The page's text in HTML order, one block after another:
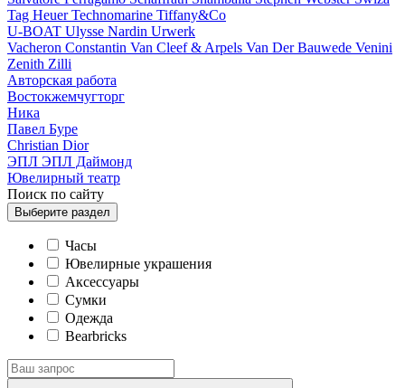
Tag HeuerTechnomarine Tiffany&Co
U-BOAT Ulysse Nardin Urwerk
Vacheron Constantin Van Cleef & Arpels Van Der Bauwede Venini
Zenith Zilli
Авторская работа
Востокжемчугторг
Ника
Павел Буре
Сhristian Dior
ЭПЛ ЭПЛ Даймонд
Ювелирный театр
Поиск по сайту
Выберите раздел
Часы
Ювелирные украшения
Аксессуары
Сумки
Одежда
Bearbricks